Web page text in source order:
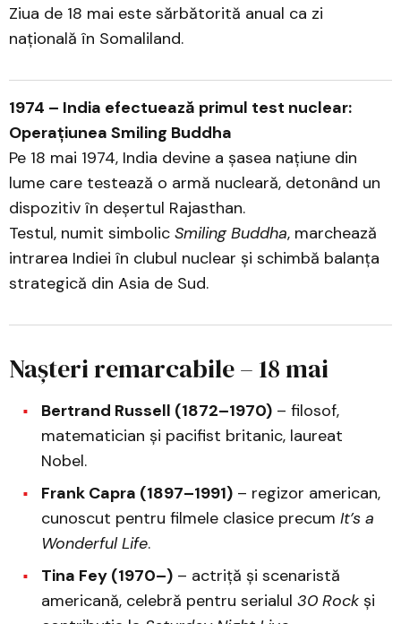
Ziua de 18 mai este sărbătorită anual ca zi
națională în Somaliland.
1974 – India efectuează primul test nuclear:
Operațiunea Smiling Buddha
Pe 18 mai 1974, India devine a șasea națiune din
lume care testează o armă nucleară, detonând un
dispozitiv în deșertul Rajasthan.
Testul, numit simbolic Smiling Buddha, marchează
intrarea Indiei în clubul nuclear și schimbă balanța
strategică din Asia de Sud.
Nașteri remarcabile – 18 mai
Bertrand Russell (1872–1970) – filosof,
matematician și pacifist britanic, laureat
Nobel.
Frank Capra (1897–1991) – regizor american,
cunoscut pentru filmele clasice precum It’s a
Wonderful Life.
Tina Fey (1970–) – actriță și scenaristă
americană, celebră pentru serialul 30 Rock și